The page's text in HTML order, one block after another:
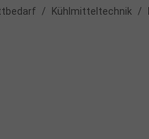
/ Kühlmitteltechnik /